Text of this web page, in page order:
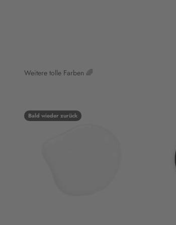
Weitere tolle Farben 🌈
Bald wieder zurück